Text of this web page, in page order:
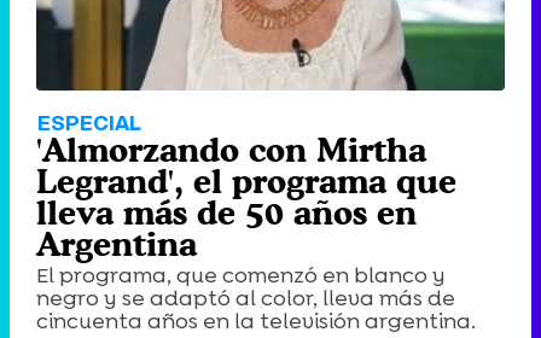
ESPECIAL
'Almorzando con Mirtha
Legrand', el programa que
lleva más de 50 años en
Argentina
El programa, que comenzó en blanco y
negro y se adaptó al color, lleva más de
cincuenta años en la televisión argentina.